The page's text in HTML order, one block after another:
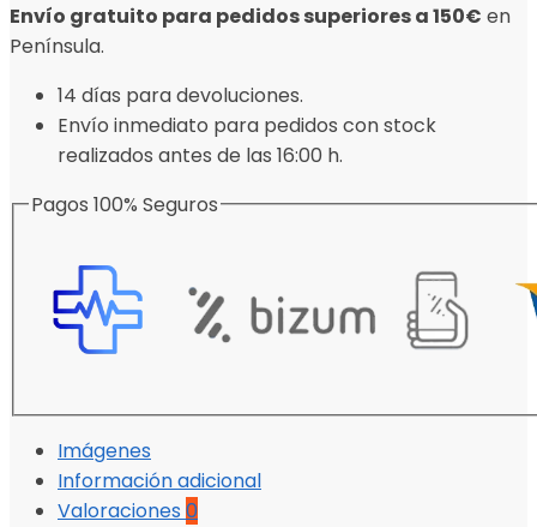
Envío gratuito para pedidos superiores a 150€ en
Península.
14 días para devoluciones.
Envío inmediato para pedidos con stock
realizados antes de las 16:00 h.
Pagos 100% Seguros
Imágenes
Información adicional
Valoraciones 0